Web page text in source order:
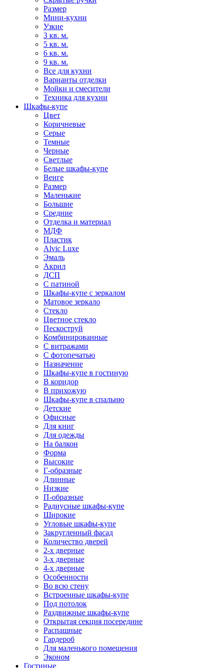
Размер
Мини-кухни
Узкие
3 кв. м.
5 кв. м.
6 кв. м.
9 кв. м.
Все для кухни
Варианты отделки
Мойки и смесители
Техника для кухни
Шкафы-купе
Цвет
Коричневые
Серые
Темные
Черные
Светлые
Белые шкафы-купе
Венге
Размер
Маленькие
Большие
Средние
Отделка и материал
МДФ
Пластик
Alvic Luxe
Эмаль
Акрил
ДСП
С патиной
Шкафы-купе с зеркалом
Матовое зеркало
Стекло
Цветное стекло
Пескоструй
Комбинированные
С витражами
С фотопечатью
Назначение
Шкафы-купе в гостиную
В коридор
В прихожую
Шкафы-купе в спальню
Детские
Офисные
Для книг
Для одежды
На балкон
Форма
Высокие
Г-образные
Длинные
Низкие
П-образные
Радиусные шкафы-купе
Широкие
Угловые шкафы-купе
Закругленный фасад
Количество дверей
2-х дверные
3-х дверные
4-х дверные
Особенности
Во всю стену
Встроенные шкафы-купе
Под потолок
Раздвижные шкафы-купе
Открытая секция посередине
Распашные
Гардероб
Для маленького помещения
Эконом
Гостиные